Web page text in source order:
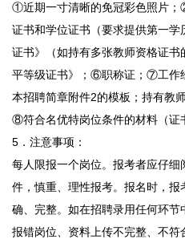
①近期一寸清晰的免冠彩色照片
证书和学位证书（要求提供第一
证书》（如持有多张教师资格证
平等级证书》；⑥职称证；⑦工作
本招聘简章附件2的模板；持有教
⑧符合名优特岗位条件的材料（证
5．注意事项：
每人限报一个岗位。报考者应仔
件，慎重、理性报考。报名时，
确、完整。如在招聘录用任何环
报错岗位、资料上传不完整、不